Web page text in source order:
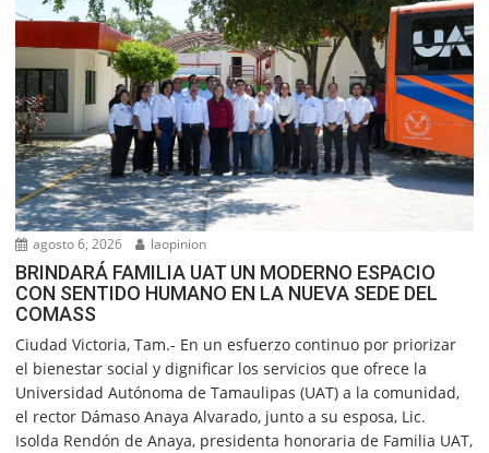
agosto 6, 2026 laopinion
BRINDARÁ FAMILIA UAT UN MODERNO ESPACIO
CON SENTIDO HUMANO EN LA NUEVA SEDE DEL
COMASS
Ciudad Victoria, Tam.- En un esfuerzo continuo por priorizar
el bienestar social y dignificar los servicios que ofrece la
Universidad Autónoma de Tamaulipas (UAT) a la comunidad,
el rector Dámaso Anaya Alvarado, junto a su esposa, Lic.
Isolda Rendón de Anaya, presidenta honoraria de Familia UAT,